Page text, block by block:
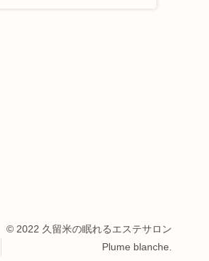
© 2022 久留米の眠れるエステサロン
Plume blanche.